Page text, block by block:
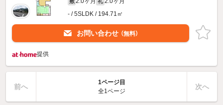
- / 5SLDK / 194.71㎡
お問い合わせ （無料）
提供
前へ
1ページ目
全1ページ
次へ